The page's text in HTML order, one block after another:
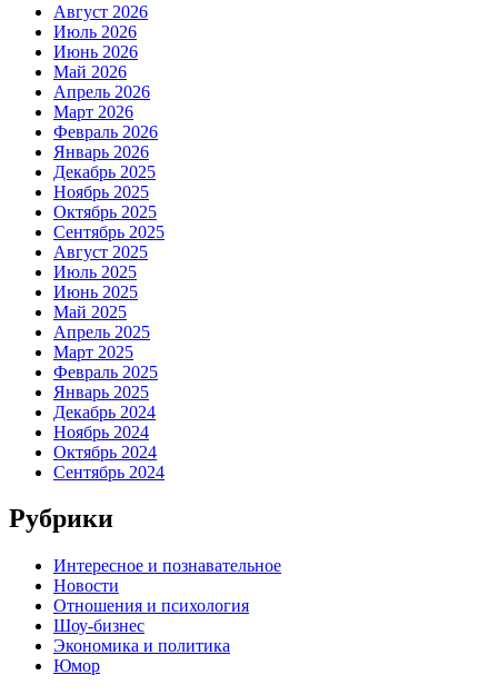
Август 2026
Июль 2026
Июнь 2026
Май 2026
Апрель 2026
Март 2026
Февраль 2026
Январь 2026
Декабрь 2025
Ноябрь 2025
Октябрь 2025
Сентябрь 2025
Август 2025
Июль 2025
Июнь 2025
Май 2025
Апрель 2025
Март 2025
Февраль 2025
Январь 2025
Декабрь 2024
Ноябрь 2024
Октябрь 2024
Сентябрь 2024
Рубрики
Интересное и познавательное
Новости
Отношения и психология
Шоу-бизнес
Экономика и политика
Юмор